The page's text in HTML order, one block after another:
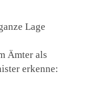
Lage
Ämter als
erkenne: